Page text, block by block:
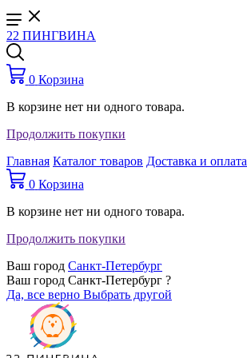
22 ПИНГВИНА
0 Корзина
В корзине нет ни одного товара.
Продолжить покупки
Главная Каталог товаров Доставка и оплата
0 Корзина
В корзине нет ни одного товара.
Продолжить покупки
Ваш город Санкт-Петербург
Ваш город Санкт-Петербург ?
Да, все верно Выбрать другой